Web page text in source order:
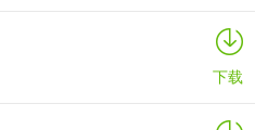
下载